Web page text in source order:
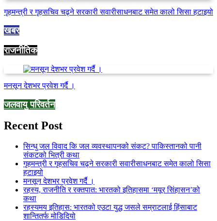
गृहमन्त्री र गृहसचिव चढ्ने सरकारी सवारीसाधनबाट समेत कालो सिसा हटाइयो
खबर
राजनीतिक
मनसून देशभर प्रवेश गर्दै ।
जलवायु परिवर्तन
Recent Post
सिन्धु जल विवाद कि जल व्यवस्थापनको संकट? पाकिस्तानको पानी
संकटको भित्री कथा
गृहमन्त्री र गृहसचिव चढ्ने सरकारी सवारीसाधनबाट समेत कालो सिसा
हटाइयो
मनसून देशभर प्रवेश गर्दै ।
रहस्य, राजनीति र रक्तपात: भारतको इतिहासमा ‘मयूर सिंहासन’को
कथा
रहस्यमय इतिहास: भारतको एउटा युद्ध जसले सम्राटलाई हिंसाबाट
शान्तितर्फ मोडिदियो